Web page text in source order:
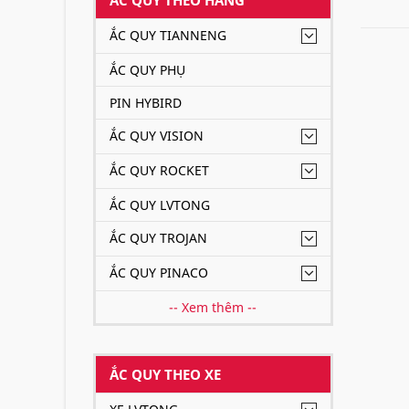
ẮC QUY TIANNENG
ẮC QUY PHỤ
PIN HYBIRD
ẮC QUY VISION
ẮC QUY ROCKET
ẮC QUY LVTONG
ẮC QUY TROJAN
ẮC QUY PINACO
-- Xem thêm --
ẮC QUY THEO XE